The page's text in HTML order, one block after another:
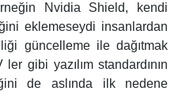
Nvidia Shield, kendi
eklemeseydi insanlardan
güncelleme ile dağıtmak
gibi yazılım standardının
de aslında ilk nedene